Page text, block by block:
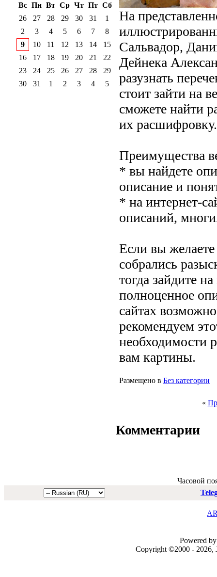
На
Сальвадор,
Дейнека
разузнать
стоит зайти на
сможете найти
их расшифровку.
Преимущества
* вы найдете
описание и
* на интернет-
описаний,
Если вы
собрались
тогда зайдите
полноценное
сайтах
рекомендуем
необходимости
вам картины.
Размещено в Без категории
«
Комментарии
Вс Пн Вт Ср Чт Пт Сб
26
27 28 29 30 31
1
2
3 4 5 6 7
8
9
10 11 12 13 14
15
16
17 18 19 20 21
22
23
24 25 26 27 28
29
30
31 1 2 3 4 5
Часовой
Powered
Copyright ©2000 - 2026,